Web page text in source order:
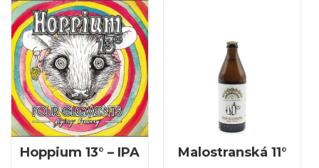
Hoppium 13° – IPA Malostranská 11°